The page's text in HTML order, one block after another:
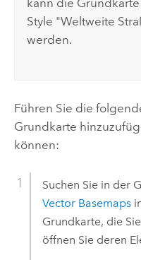
kann die
Style "Weltweite
werden.
Führen Sie die
Grundkarte
können:
Suchen Sie in der
Vector Basemaps
Grundkarte, die
öffnen Sie deren